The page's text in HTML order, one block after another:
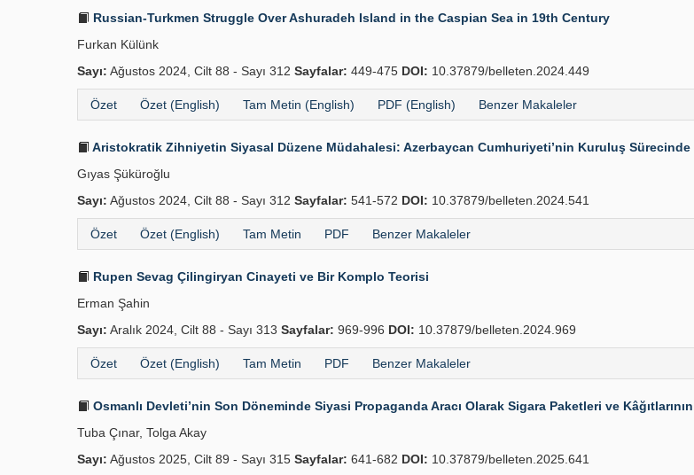
Russian-Turkmen Struggle Over Ashuradeh Island in the Caspian Sea in 19th Century
Furkan Külünk
Sayı: Ağustos 2024, Cilt 88 - Sayı 312 Sayfalar: 449-475 DOI: 10.37879/belleten.2024.449
Özet Özet (English) Tam Metin (English) PDF (English) Benzer Makaleler
Aristokratik Zihniyetin Siyasal Düzene Müdahalesi: Azerbaycan Cumhuriyeti’nin Kuruluş Sürecinde
Gıyas Şüküroğlu
Sayı: Ağustos 2024, Cilt 88 - Sayı 312 Sayfalar: 541-572 DOI: 10.37879/belleten.2024.541
Özet Özet (English) Tam Metin PDF Benzer Makaleler
Rupen Sevag Çilingiryan Cinayeti ve Bir Komplo Teorisi
Erman Şahin
Sayı: Aralık 2024, Cilt 88 - Sayı 313 Sayfalar: 969-996 DOI: 10.37879/belleten.2024.969
Özet Özet (English) Tam Metin PDF Benzer Makaleler
Osmanlı Devleti’nin Son Döneminde Siyasi Propaganda Aracı Olarak Sigara Paketleri ve Kâğıtlarının
Tuba Çınar, Tolga Akay
Sayı: Ağustos 2025, Cilt 89 - Sayı 315 Sayfalar: 641-682 DOI: 10.37879/belleten.2025.641